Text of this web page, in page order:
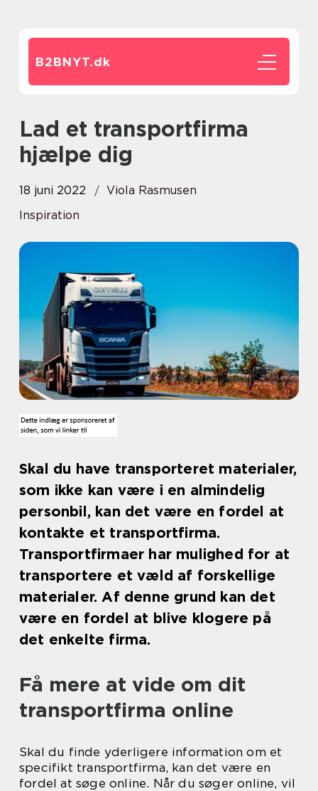
B2BNYT.dk
Lad et transportfirma
hjælpe dig
18 juni 2022
Viola Rasmusen
Inspiration
Skal du have transporteret materialer,
som ikke kan være i en almindelig
personbil, kan det være en fordel at
kontakte et transportfirma.
Transportfirmaer har mulighed for at
transportere et væld af forskellige
materialer. Af denne grund kan det
være en fordel at blive klogere på
det enkelte firma.
Få mere at vide om dit
transportfirma online
Skal du finde yderligere information om et
specifikt transportfirma, kan det være en
fordel at søge online. Når du søger online, vil